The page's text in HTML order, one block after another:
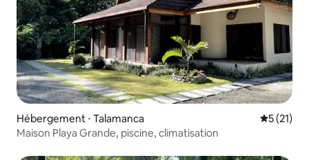
Hébergement ⋅ Talamanca
5 (21)
Maison Playa Grande, piscine, climatisation